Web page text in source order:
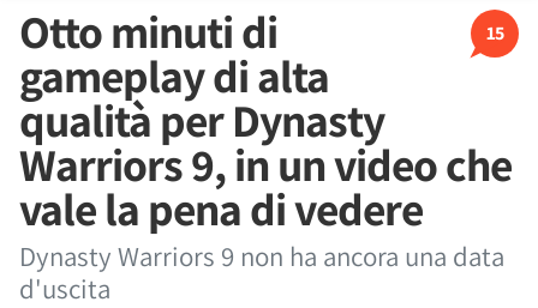
15
Otto minuti di
gameplay di alta
qualità per Dynasty
Warriors 9, in un video che
vale la pena di vedere
Dynasty Warriors 9 non ha ancora una data
d'uscita